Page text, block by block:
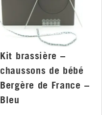
Kit brassière –
chaussons de bébé
Bergère de France –
Bleu